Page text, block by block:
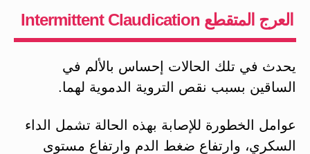
العرج المتقطع Intermittent Claudication
يحدث في تلك الحالات إحساس بالألم في
الساقين بسبب نقص التروية الدموية لهما.
عوامل الخطورة للإصابة بهذه الحالة تشمل الداء
السكري، وارتفاع ضغط الدم وارتفاع مستوى